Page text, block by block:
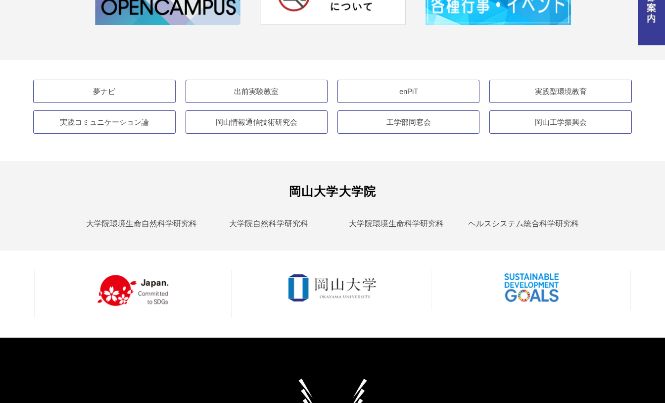
夢ナビ 出前実験教室 enPiT 実践型環境教育
実践コミュニケーション論 岡山情報通信技術研究会 工学部同窓会 岡山工学振興会
岡山大学大学院
大学院環境生命自然科学研究科 大学院自然科学研究科 大学院環境生命科学研究科 ヘルスシステム統合科学研究科